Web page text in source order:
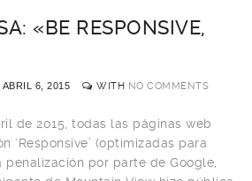
«BE RESPONSIVE,
ABRIL 6, 2015 WITH NO COMMENTS
de 2015, todas las páginas web
‘Responsive’ (optimizadas para
penalización por parte de Google,